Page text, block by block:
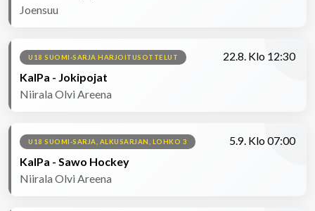
Joensuu
U18 SUOMI-SARJA HARJOITUSOTTELUT
22.8. Klo 12:30
KalPa - Jokipojat
Niirala Olvi Areena
U18 SUOMI-SARJA, ALKUSARJAN, LOHKO 3
5.9. Klo 07:00
KalPa - Sawo Hockey
Niirala Olvi Areena